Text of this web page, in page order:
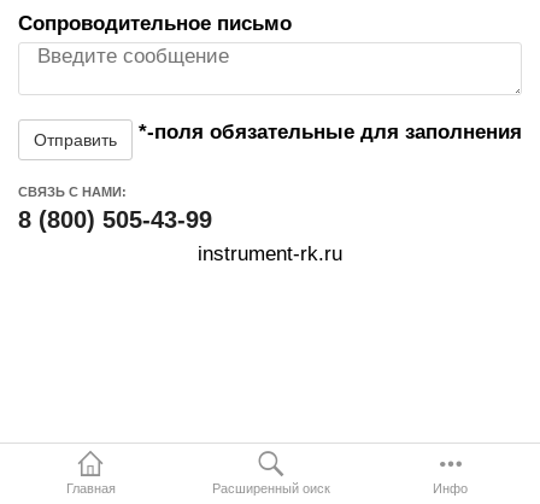
Главная Расширенный оиск Инфо
Сопроводительное письмо
Отправить *-поля обязательные для заполнения
СВЯЗЬ С НАМИ:
8 (800) 505-43-99
instrument-rk.ru